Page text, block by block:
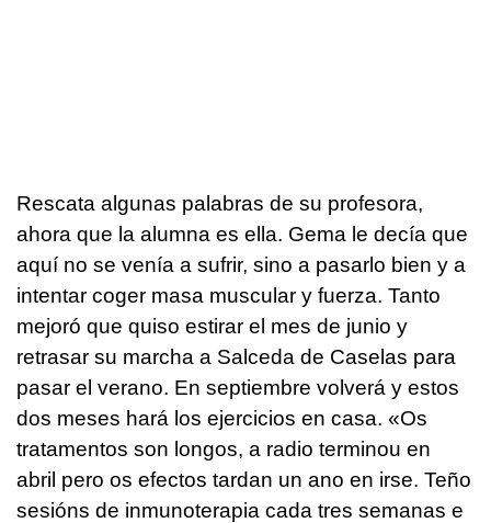
Rescata algunas palabras de su profesora,
ahora que la alumna es ella. Gema le decía que
aquí no se venía a sufrir, sino a pasarlo bien y a
intentar coger masa muscular y fuerza. Tanto
mejoró que quiso estirar el mes de junio y
retrasar su marcha a Salceda de Caselas para
pasar el verano. En septiembre volverá y estos
dos meses hará los ejercicios en casa. «Os
tratamentos son longos, a radio terminou en
abril pero os efectos tardan un ano en irse. Teño
sesións de inmunoterapia cada tres semanas e